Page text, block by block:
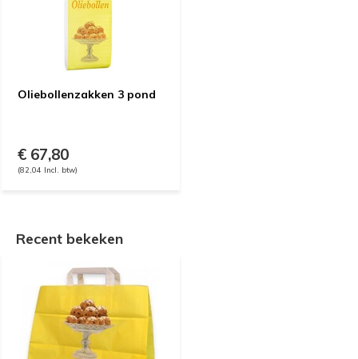
Oliebollenzakken 3 pond
€ 67,80
(82,04 Incl. btw)
Recent bekeken